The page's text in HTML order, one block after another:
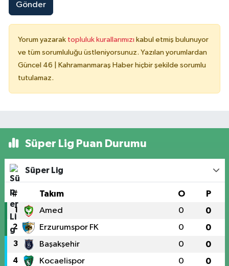
Gönder
Yorum yazarak topluluk kurallarımızı kabul etmiş bulunuyor
ve tüm sorumluluğu üstleniyorsunuz. Yazılan yorumlardan
Güncel 46 | Kahramanmaraş Haber hiçbir şekilde sorumlu
tutulamaz.
Süper Lig Puan Durumu
Süper Lig
# Takım O P
1 Amed 0 0
2 Erzurumspor FK 0 0
3 Başakşehir 0 0
4 Kocaelispor 0 0